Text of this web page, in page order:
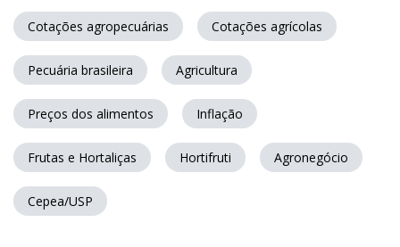
Cotações agropecuárias Cotações agrícolas
Pecuária brasileira Agricultura
Preços dos alimentos Inflação
Frutas e Hortaliças Hortifruti Agronegócio
Cepea/USP